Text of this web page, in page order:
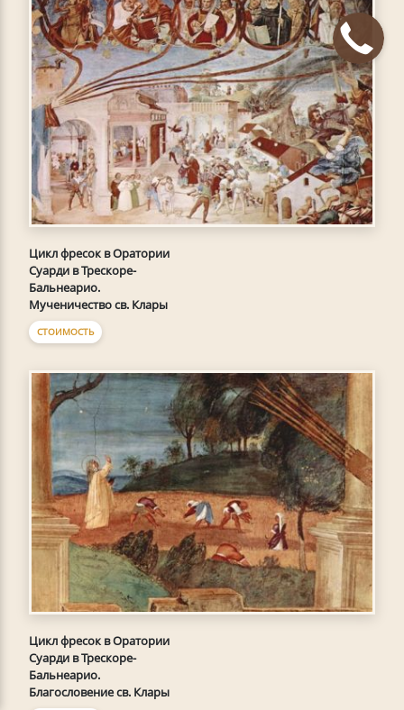
Цикл фресок в Оратории
Суарди в Трескоре-
Бальнеарио.
Мученичество св. Клары
СТОИМОСТЬ
Цикл фресок в Оратории
Суарди в Трескоре-
Бальнеарио.
Благословение св. Клары